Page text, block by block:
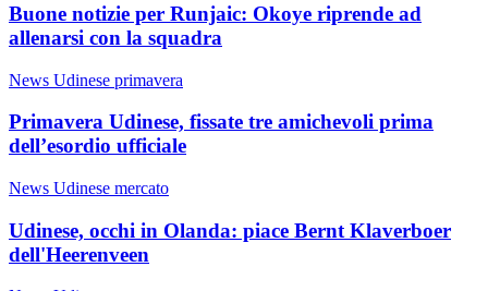
Buone notizie per Runjaic: Okoye riprende ad
allenarsi con la squadra
News Udinese primavera
Primavera Udinese, fissate tre amichevoli prima
dell’esordio ufficiale
News Udinese mercato
Udinese, occhi in Olanda: piace Bernt Klaverboer
dell'Heerenveen